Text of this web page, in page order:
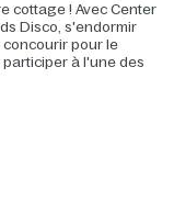
cottage ! Avec Center
Disco, s'endormir
concourir pour le
à l'une des